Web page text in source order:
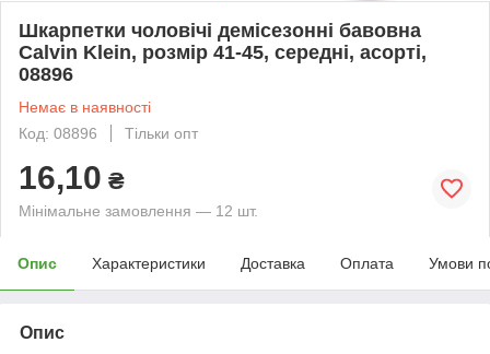
Шкарпетки чоловічі демісезонні бавовна
Calvin Klein, розмір 41-45, середні, асорті,
08896
Немає в наявності
Код: 08896
Тільки опт
16,10 ₴
Мінімальне замовлення — 12 шт.
Опис Характеристики Доставка Оплата Умови
Опис